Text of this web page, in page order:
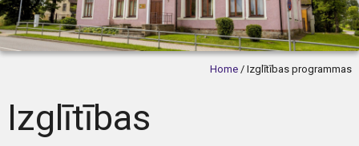
Home /Izglītības programmas
Izglītības